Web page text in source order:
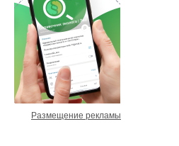
Размещение рекламы